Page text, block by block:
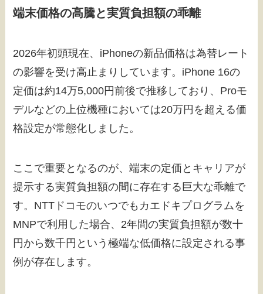
端末価格の高騰と実質負担額の乖離
2026年初頭現在、iPhoneの新品価格は為替レート
の影響を受け高止まりしています。iPhone 16の
定価は約14万5,000円前後で推移しており、Proモ
デルなどの上位機種においては20万円を超える価
格設定が常態化しました。
ここで重要となるのが、端末の定価とキャリアが
提示する実質負担額の間に存在する巨大な乖離で
す。NTTドコモのいつでもカエドキプログラムを
MNPで利用した場合、2年間の実質負担額が数十
円から数千円という極端な低価格に設定される事
例が存在します。